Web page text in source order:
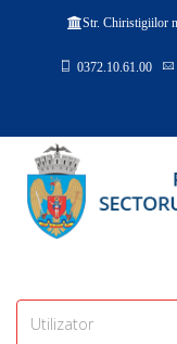
Str. Chiristigiilor
0372.10.61.00